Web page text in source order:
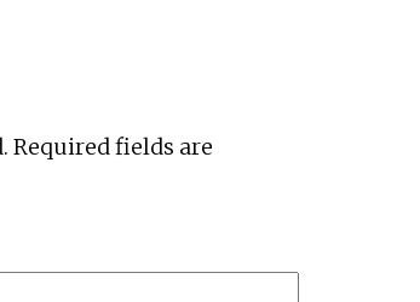
Required fields are